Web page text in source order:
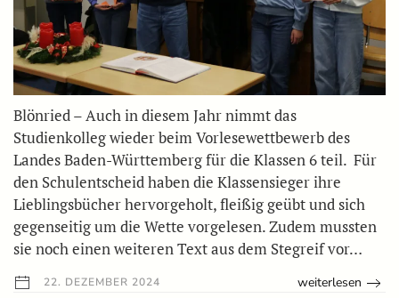
Blönried – Auch in diesem Jahr nimmt das
Studienkolleg wieder beim Vorlesewettbewerb des
Landes Baden-Württemberg für die Klassen 6 teil. Für
den Schulentscheid haben die Klassensieger ihre
Lieblingsbücher hervorgeholt, fleißig geübt und sich
gegenseitig um die Wette vorgelesen. Zudem mussten
sie noch einen weiteren Text aus dem Stegreif vor…
22. DEZEMBER 2024 weiterlesen